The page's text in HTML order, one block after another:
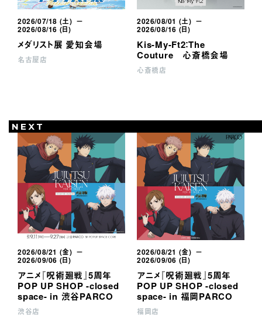
2026/07/18 (土) －
2026/08/16 (日)
メダリスト展 愛知会場
名古屋店
2026/08/01 (土) －
2026/08/16 (日)
Kis-My-Ft2：The
Couture 心斎橋会場
心斎橋店
NEXT
2026/08/21 (金) －
2026/09/06 (日)
アニメ『呪術廻戦』5周年
POP UP SHOP -closed
space- in 渋谷PARCO
渋谷店
2026/08/21 (金) －
2026/09/06 (日)
アニメ『呪術廻戦』5周年
POP UP SHOP -closed
space- in 福岡PARCO
福岡店